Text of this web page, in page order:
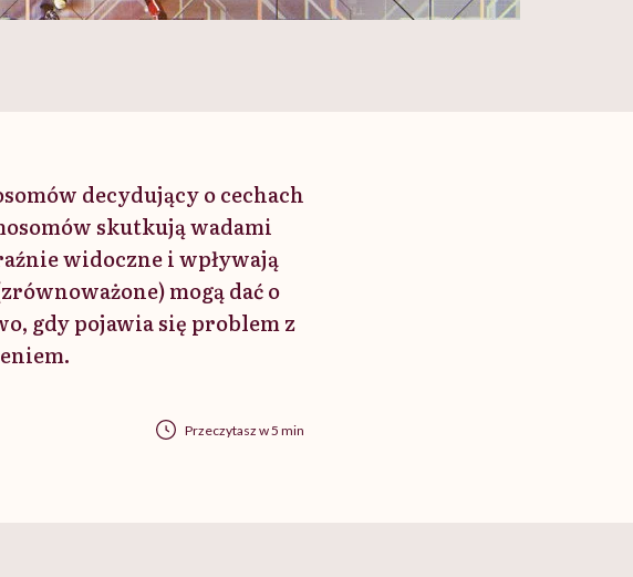
decydujący o cechach
skutkują wadami
widoczne i wpływają
mogą dać o
gdy pojawia się problem z
Przeczytasz w 5 min